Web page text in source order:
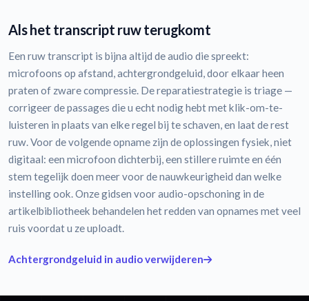
Als het transcript ruw terugkomt
Een ruw transcript is bijna altijd de audio die spreekt:
microfoons op afstand, achtergrondgeluid, door elkaar heen
praten of zware compressie. De reparatiestrategie is triage —
corrigeer de passages die u echt nodig hebt met klik-om-te-
luisteren in plaats van elke regel bij te schaven, en laat de rest
ruw. Voor de volgende opname zijn de oplossingen fysiek, niet
digitaal: een microfoon dichterbij, een stillere ruimte en één
stem tegelijk doen meer voor de nauwkeurigheid dan welke
instelling ook. Onze gidsen voor audio-opschoning in de
artikelbibliotheek behandelen het redden van opnames met veel
ruis voordat u ze uploadt.
Achtergrondgeluid in audio verwijderen